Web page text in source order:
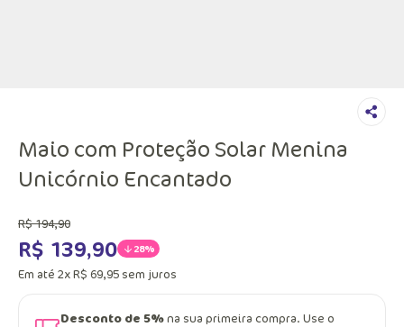
Maio com Proteção Solar Menina
Unicórnio Encantado
R$194,90
R$ 139,90 28%
Em até 2xR$ 69,95 sem juros
Desconto de 5%na sua primeira compra. Use o